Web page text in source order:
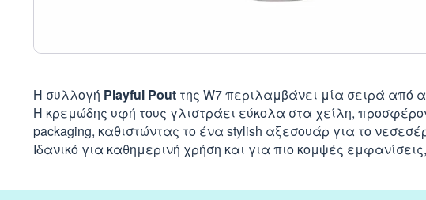
Η συλλογή Playful Pout της W7 περιλαμβάνει μία σειρά από
Η κρεμώδης υφή τους γλιστράει εύκολα στα χείλη,
packaging, καθιστώντας το ένα stylish αξεσουάρ για το
Ιδανικό για καθημερινή χρήση και για πιο κομψές